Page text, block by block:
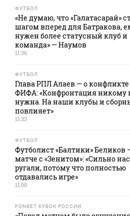
ФУТБОЛ
«Не думаю, что «Галатасарай»
шагом вперед для Батракова,
нужен более статусный клуб и
команда» — Наумов
11:36
ФУТБОЛ
Глава РПЛ Алаев — о
ФИФА: «Конфронтация никому
нужна. На наши клубы и
повлияет»
11:33
ФУТБОЛ
Футболист «Балтики» Беликов
матче с «Зенитом»: «Сильно
ругали, потому что полностью
отдавались игре»
11:00
FONBET КУБОК РОССИИ